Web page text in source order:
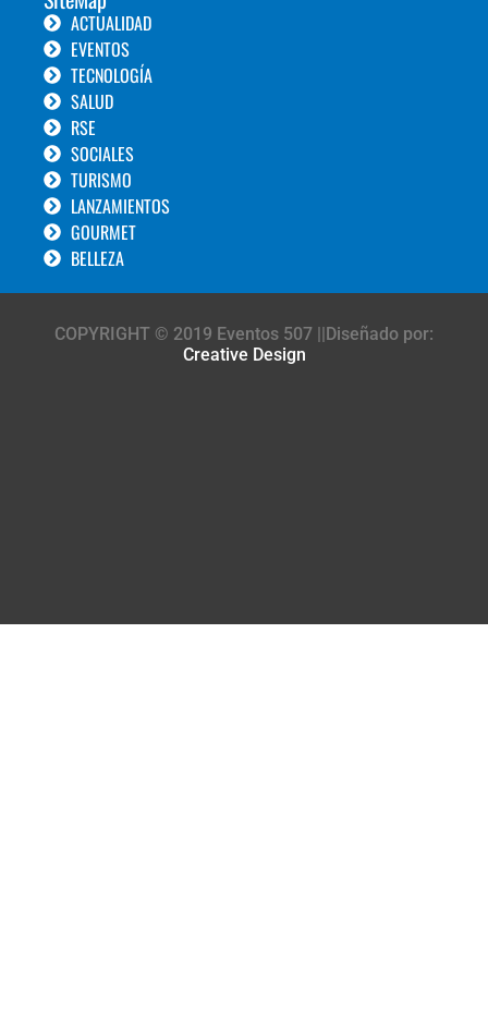
ACTUALIDAD
EVENTOS
TECNOLOGÍA
SALUD
RSE
SOCIALES
TURISMO
LANZAMIENTOS
GOURMET
BELLEZA
COPYRIGHT © 2019 Eventos 507 ||Diseñado por:
Creative Design